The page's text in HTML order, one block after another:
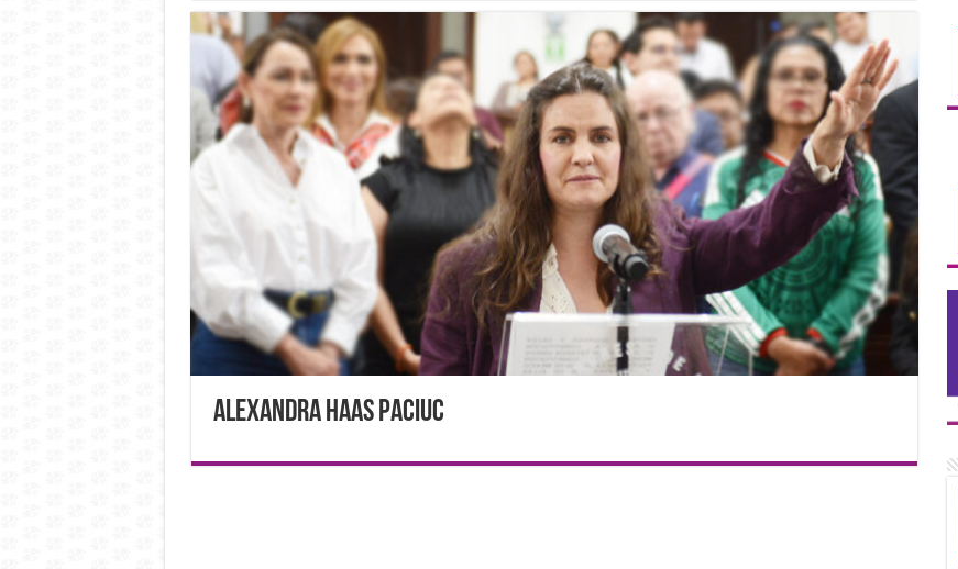
Alexandra Haas Paciuc